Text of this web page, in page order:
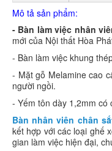
Mô tả sản phẩm:
- Bàn làm việc nhân
mới của Nội thất Hòa
- Bàn làm việc khung
- Mặt gỗ Melamine cao
người ngồi.
- Yếm tôn dày 1,2mm có
Bàn nhân viên chân
kết hợp với các loại ghế
gian làm việc hiện đại,